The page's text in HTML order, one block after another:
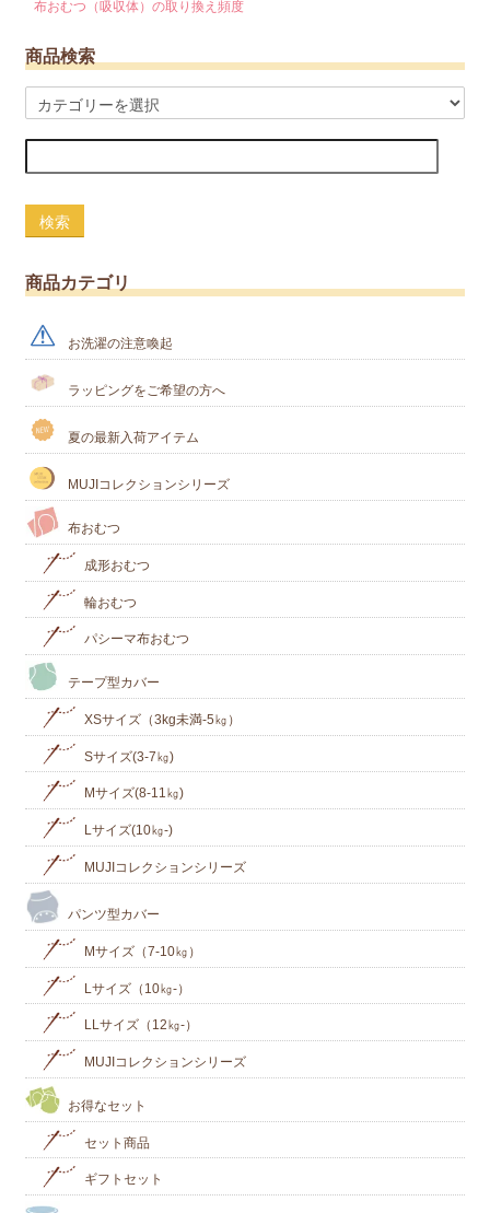
布おむつ（吸収体）の取り換え頻度
商品検索
検索
商品カテゴリ
お洗濯の注意喚起
ラッピングをご希望の方へ
夏の最新入荷アイテム
MUJIコレクションシリーズ
布おむつ
成形おむつ
輪おむつ
パシーマ布おむつ
テープ型カバー
XSサイズ（3kg未満-5㎏）
Sサイズ(3-7㎏)
Mサイズ(8-11㎏)
Lサイズ(10㎏‐)
MUJIコレクションシリーズ
パンツ型カバー
Mサイズ（7-10㎏）
Lサイズ（10㎏-）
LLサイズ（12㎏-）
MUJIコレクションシリーズ
お得なセット
セット商品
ギフトセット